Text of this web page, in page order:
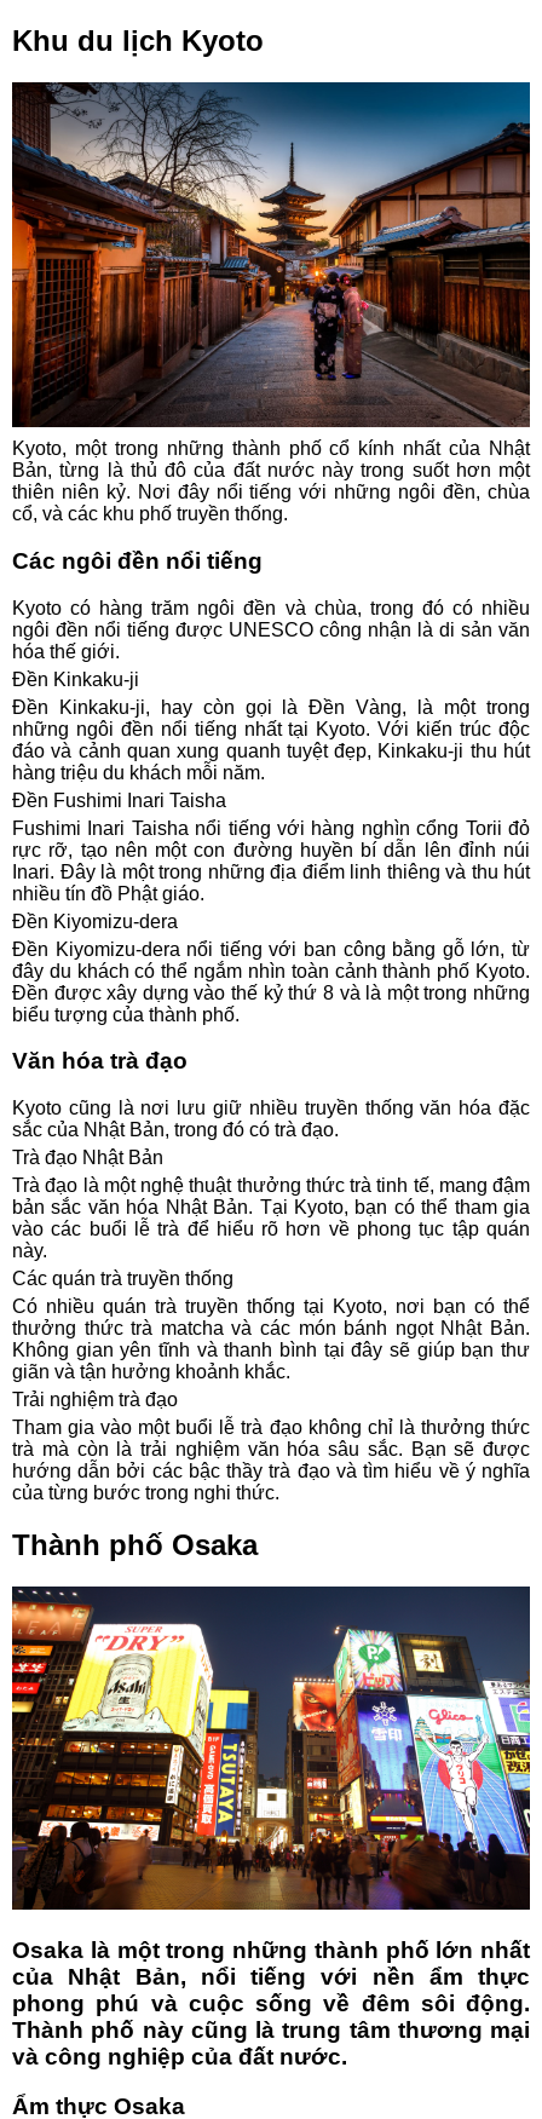
Khu du lịch Kyoto
Kyoto, một trong những thành phố cổ kính nhất của Nhật
Bản, từng là thủ đô của đất nước này trong suốt hơn một
thiên niên kỷ. Nơi đây nổi tiếng với những ngôi đền, chùa
cổ, và các khu phố truyền thống.
Các ngôi đền nổi tiếng
Kyoto có hàng trăm ngôi đền và chùa, trong đó có nhiều
ngôi đền nổi tiếng được UNESCO công nhận là di sản văn
hóa thế giới.
Đền Kinkaku-ji
Đền Kinkaku-ji, hay còn gọi là Đền Vàng, là một trong
những ngôi đền nổi tiếng nhất tại Kyoto. Với kiến trúc độc
đáo và cảnh quan xung quanh tuyệt đẹp, Kinkaku-ji thu hút
hàng triệu du khách mỗi năm.
Đền Fushimi Inari Taisha
Fushimi Inari Taisha nổi tiếng với hàng nghìn cổng Torii đỏ
rực rỡ, tạo nên một con đường huyền bí dẫn lên đỉnh núi
Inari. Đây là một trong những địa điểm linh thiêng và thu hút
nhiều tín đồ Phật giáo.
Đền Kiyomizu-dera
Đền Kiyomizu-dera nổi tiếng với ban công bằng gỗ lớn, từ
đây du khách có thể ngắm nhìn toàn cảnh thành phố Kyoto.
Đền được xây dựng vào thế kỷ thứ 8 và là một trong những
biểu tượng của thành phố.
Văn hóa trà đạo
Kyoto cũng là nơi lưu giữ nhiều truyền thống văn hóa đặc
sắc của Nhật Bản, trong đó có trà đạo.
Trà đạo Nhật Bản
Trà đạo là một nghệ thuật thưởng thức trà tinh tế, mang đậm
bản sắc văn hóa Nhật Bản. Tại Kyoto, bạn có thể tham gia
vào các buổi lễ trà để hiểu rõ hơn về phong tục tập quán
này.
Các quán trà truyền thống
Có nhiều quán trà truyền thống tại Kyoto, nơi bạn có thể
thưởng thức trà matcha và các món bánh ngọt Nhật Bản.
Không gian yên tĩnh và thanh bình tại đây sẽ giúp bạn thư
giãn và tận hưởng khoảnh khắc.
Trải nghiệm trà đạo
Tham gia vào một buổi lễ trà đạo không chỉ là thưởng thức
trà mà còn là trải nghiệm văn hóa sâu sắc. Bạn sẽ được
hướng dẫn bởi các bậc thầy trà đạo và tìm hiểu về ý nghĩa
của từng bước trong nghi thức.
Thành phố Osaka
Osaka là một trong những thành phố lớn nhất
của Nhật Bản, nổi tiếng với nền ẩm thực
phong phú và cuộc sống về đêm sôi động.
Thành phố này cũng là trung tâm thương mại
và công nghiệp của đất nước.
Ẩm thực Osaka